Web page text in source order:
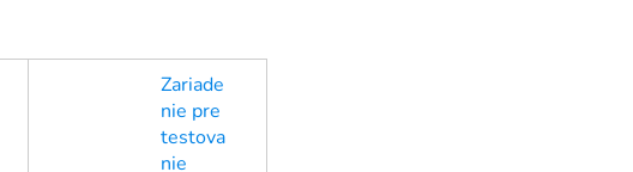
Zariade
nie pre
testova
nie